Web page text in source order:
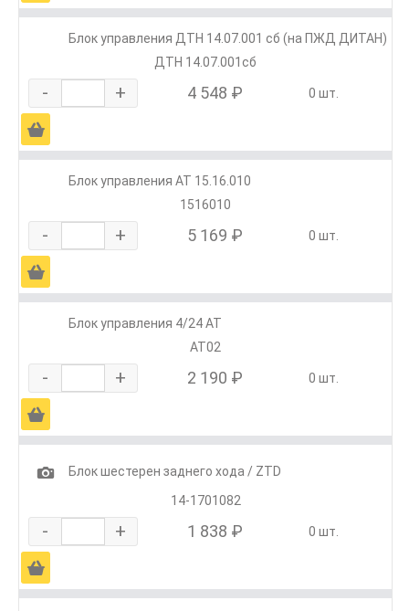
Блок управления ДТН 14.07.001 сб (на ПЖД ДИТАН)
ДТН 14.07.001сб
- + 4 548 ₽ 0 шт.
Ä
Блок управления АТ 15.16.010
1516010
- + 5 169 ₽ 0 шт.
Ä
Блок управления 4/24 АТ
АТ02
- + 2 190 ₽ 0 шт.
Ä
1
Блок шестерен заднего хода / ZTD
14-1701082
- + 1 838 ₽ 0 шт.
Ä